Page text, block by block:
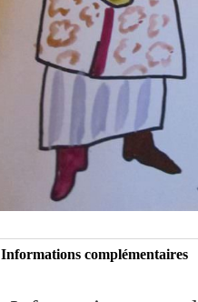
Informations complémentaires